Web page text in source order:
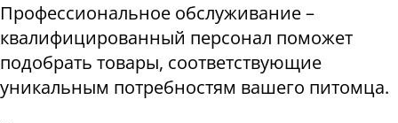
Профессиональное обслуживание –
квалифицированный персонал поможет
подобрать товары, соответствующие
уникальным потребностям вашего питомца.